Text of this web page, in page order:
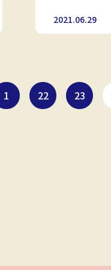
2021.06.29
1 22 23